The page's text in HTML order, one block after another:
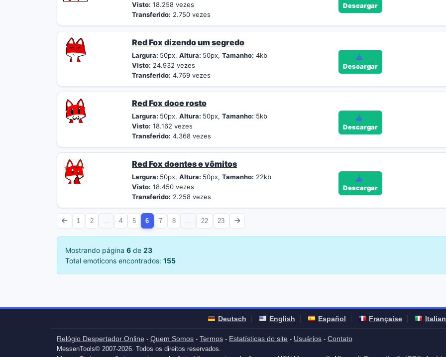
Visto: 18.258 vezes
Transferido: 2.750 vezes
Descargar
Red Fox dizendo um segredo
Largura: 50px,Altura: 50px,Tamanho: 4kb
Visto: 24.932 vezes
Transferido: 4.769 vezes
Descargar
Red Fox doce rosto
Largura: 50px,Altura: 50px,Tamanho: 5kb
Visto: 18.162 vezes
Transferido: 4.368 vezes
Descargar
Red Fox doentes e vômitos
Largura: 50px,Altura: 50px,Tamanho: 22kb
Visto: 18.450 vezes
Transferido: 2.258 vezes
Descargar
1 2 4 5 6 7 8 22 23
Mostrando página 6 de 23
Total emoticons encontrados: 155
Deutsch English Español Française
Relógio Despertador Online - Quem Somos - Termos - Estatísticas do site - Usuários - Contato
MessenTools© 2007-2026. Todos os direitos reservados.